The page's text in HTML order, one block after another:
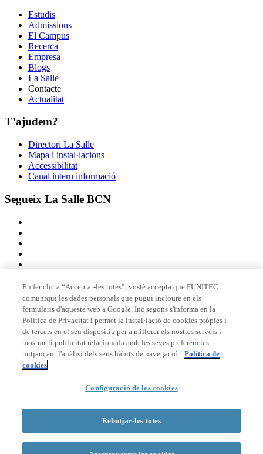
Estudis
Admissions
El Campus
Recerca
Empresa
Blogs
La Salle
Contacte
Actualitat
T’ajudem?
Directori La Salle
Mapa i instal·lacions
Accessibilitat
Canal intern informació
Segueix La Salle BCN
Membre de
Acreditacions
© 2026 La Salle Campus Barcelona - URL |Avís legal
Formulari de cerca
En fer clic a “Acceptar-les totes”, vostè accepta que FUNITEC
comuniqui les dades personals que pugui incloure en els
formularis d'aquesta web a Google, Inc segons s'informa en la
Política de Privacitat i permet la instal·lació de cookies pròpies i
de tercers en el seu dispositiu per a millorar els nostres serveis i
mostrar-li publicitat relacionada amb les seves preferències
mitjançant l'anàlisi dels seus hàbits de navegació. Política de
cookies
Configuració de les cookies
Rebutjar-les totes